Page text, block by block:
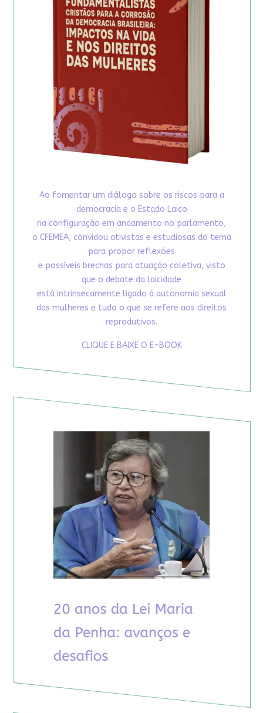
Ao fomentar um diálogo sobre os riscos para a
democracia e o Estado Laico
na configuração em andamento no parlamento,
o CFEMEA, convidou ativistas e estudiosas do tema
para propor reflexões
e possíveis brechas para atuação coletiva, visto
que o debate da laicidade
está intrinsecamente ligado à autonomia sexual
das mulheres e tudo o que se refere aos direitos
reprodutivos.
CLIQUE E BAIXE O E-BOOK